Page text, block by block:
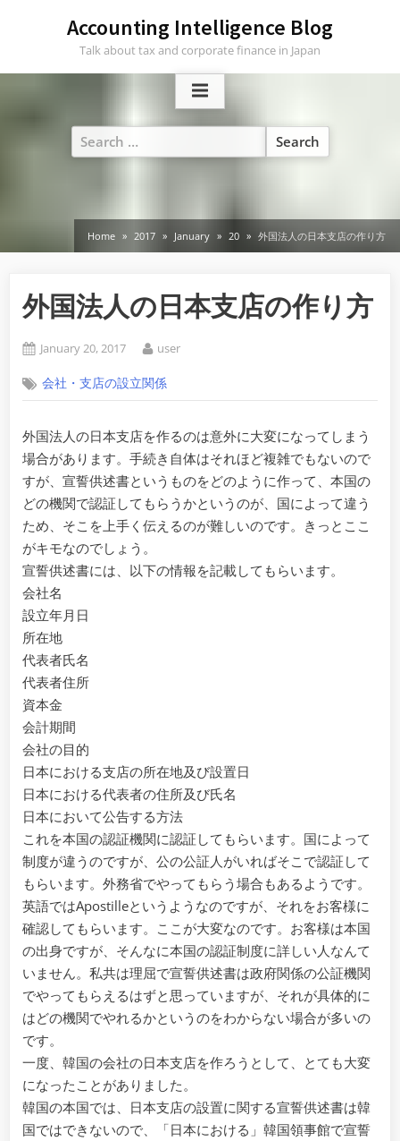
Accounting Intelligence Blog
Talk about tax and corporate finance in Japan
Search
for:
Home 2017 January 20 外国法人の日本支店の作り方
外国法人の日本支店の作り方
Posted
January 20, 2017 By
user
会社・支店の設立関係
外国法人の日本支店を作るのは意外に大変になってしまう
場合があります。手続き自体はそれほど複雑でもないので
すが、宣誓供述書というものをどのように作って、本国の
どの機関で認証してもらうかというのが、国によって違う
ため、そこを上手く伝えるのが難しいのです。きっとここ
がキモなのでしょう。
宣誓供述書には、以下の情報を記載してもらいます。
会社名
設立年月日
所在地
代表者氏名
代表者住所
資本金
会計期間
会社の目的
日本における支店の所在地及び設置日
日本における代表者の住所及び氏名
日本において公告する方法
これを本国の認証機関に認証してもらいます。国によって
制度が違うのですが、公の公証人がいればそこで認証して
もらいます。外務省でやってもらう場合もあるようです。
英語ではApostilleというようなのですが、それをお客様に
確認してもらいます。ここが大変なのです。お客様は本国
の出身ですが、そんなに本国の認証制度に詳しい人なんて
いません。私共は理屈で宣誓供述書は政府関係の公証機関
でやってもらえるはずと思っていますが、それが具体的に
はどの機関でやれるかというのをわからない場合が多いの
です。
一度、韓国の会社の日本支店を作ろうとして、とても大変
になったことがありました。
韓国の本国では、日本支店の設置に関する宣誓供述書は韓
国ではできないので、「日本における」韓国領事館で宣誓